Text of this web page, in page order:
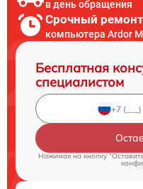
в день обращения
Срочный ремонт
компьютера Ardor
Бесплатная
специалистом
Нажимая на кнопку